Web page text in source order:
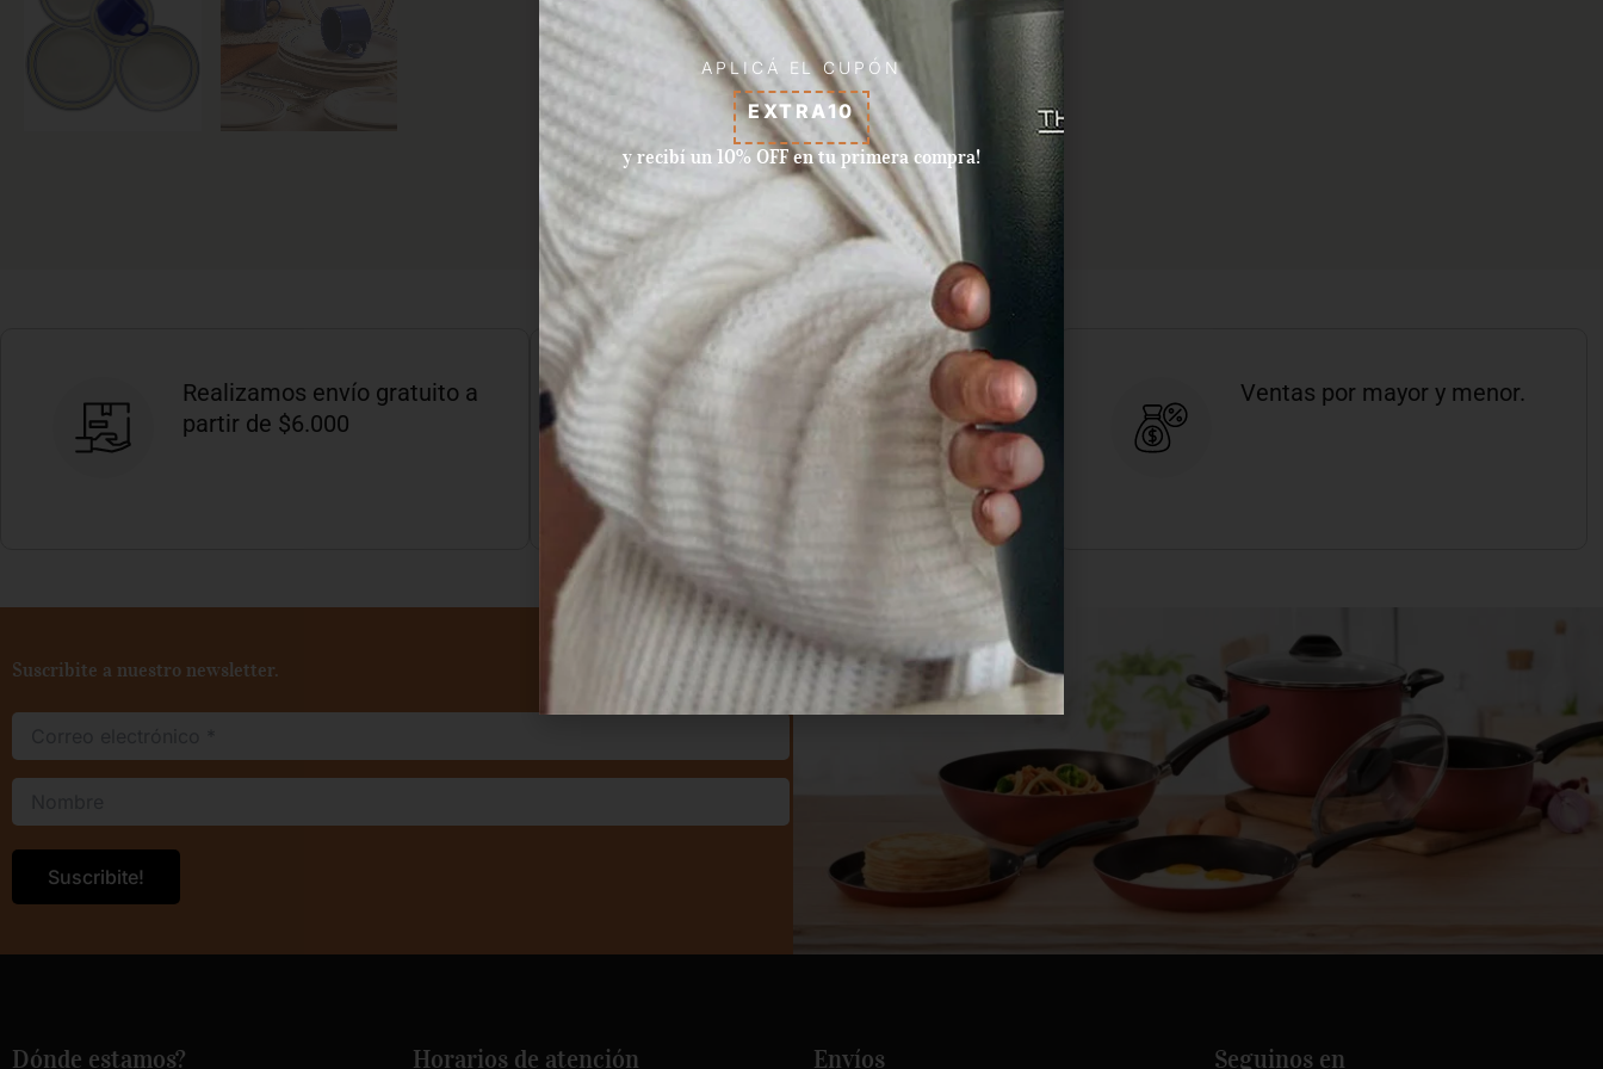
Realizamos envío gratuito a
partir de $6.000
Aceptamos pagos con tarjeta
de crédito, débito, efectivo, y
dinero disponible en Mercado
Ventas por mayor y menor.
Suscribite a nuestro newsletter.
Dónde estamos? Horarios de atención Envíos Seguinos en
APLICÁ EL CUPÓN
EXTRA10
y recibí un 10% OFF en tu primera compra!